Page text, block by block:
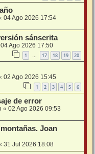
04 Ago 2026 17:54
sánscrita
04 Ago 2026 17:50
1 17 18 19 20
02 Ago 2026 15:45
1 2 3 4 5 6
de error
« 02 Ago 2026 09:53
Joan
31 Jul 2026 18:08